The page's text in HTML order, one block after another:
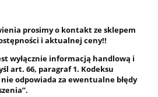
prosimy o kontakt ze sklepem
i aktualnej ceny!!
wyłącznie informacją handlową i
art. 66, paragraf 1. Kodeksu
odpowiada za ewentualne błędy